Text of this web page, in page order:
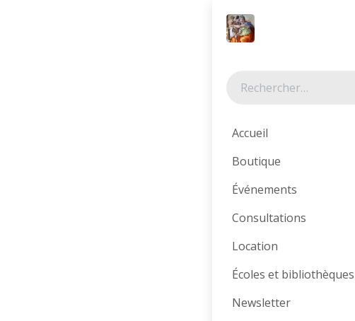
Accueil
Boutique
Événements
Consultations
Location
Écoles et bibliothèques
Newsletter
Tous les produits